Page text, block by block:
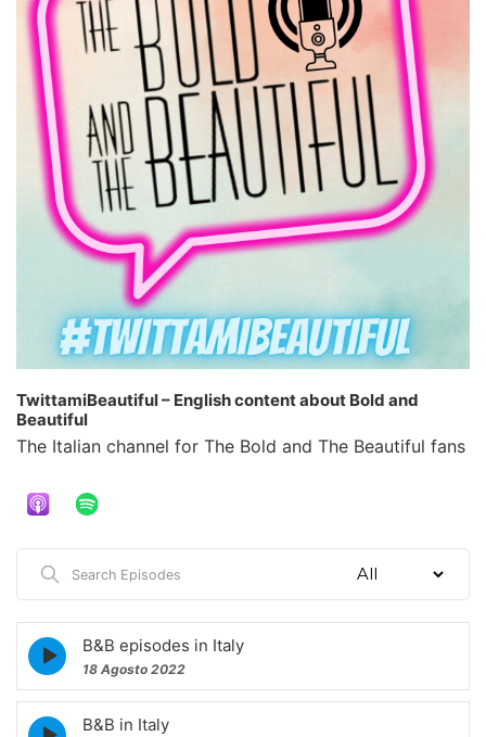
TwittamiBeautiful – English content about Bold and
Beautiful
The Italian channel for The Bold and The Beautiful fans
Search
Episodes
Episode
play
icon
B&B episodes in Italy
18 Agosto 2022
EpisodeB&B in Italy